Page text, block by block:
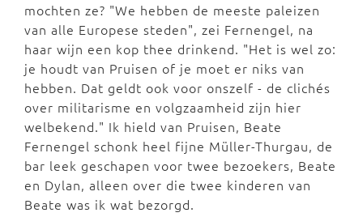
mochten ze? "We hebben de meeste paleizen
van alle Europese steden", zei Fernengel, na
haar wijn een kop thee drinkend. "Het is wel zo:
je houdt van Pruisen of je moet er niks van
hebben. Dat geldt ook voor onszelf - de clichés
over militarisme en volgzaamheid zijn hier
welbekend." Ik hield van Pruisen, Beate
Fernengel schonk heel fijne Müller-Thurgau, de
bar leek geschapen voor twee bezoekers, Beate
en Dylan, alleen over die twee kinderen van
Beate was ik wat bezorgd.